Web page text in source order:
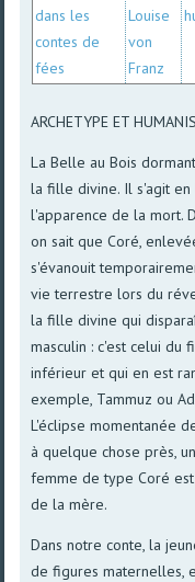
dans les
contes de
fées
Louise
von
Franz
ARCHETYPE ET
La Belle au Bois
la fille divine. Il s'agit en
l'apparence de la mort.
on sait que Coré,
s'évanouit
vie terrestre lors du
la fille divine qui
masculin : c'est celui du
inférieur et qui en est
exemple, Tammuz ou
L'éclipse momentanée
à quelque chose près,
femme de type Coré
de la mère.
Dans notre conte, la
de figures maternelles,